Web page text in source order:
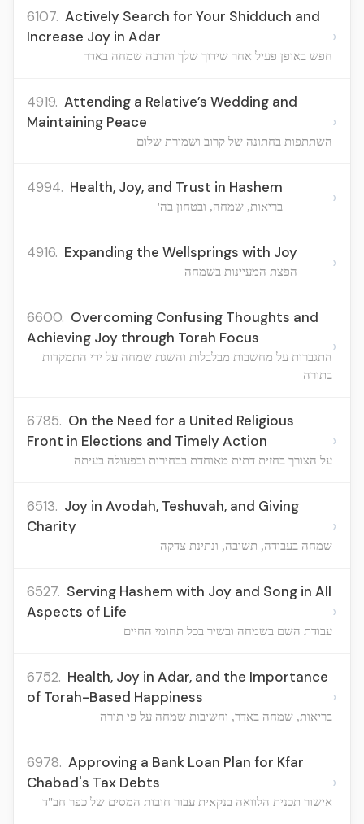
6107. Actively Search for Your Shidduch and
Increase Joy in Adar
חפש באופן פעיל אחר שידוך שלך והרבה שמחה באדר
›
4919. Attending a Relative’s Wedding and
Maintaining Peace
השתתפות בחתונה של קרוב ושמירת שלום
›
4994. Health, Joy, and Trust in Hashem
בריאות, שמחה, ובטחון בה' ›
4916. Expanding the Wellsprings with Joy
הפצת המעיינות בשמחה ›
6600. Overcoming Confusing Thoughts and
Achieving Joy through Torah Focus
התגברות על מחשבות מבלבלות והשגת שמחה על ידי התמקדות
בתורה
›
6785. On the Need for a United Religious
Front in Elections and Timely Action
על הצורך בחזית דתית מאוחדת בבחירות ובפעולה בעיתה
›
6513. Joy in Avodah, Teshuvah, and Giving
Charity
שמחה בעבודה, תשובה, ונתינת צדקה
›
6527. Serving Hashem with Joy and Song in All
Aspects of Life
עבודת השם בשמחה ובשיר בכל תחומי החיים
›
6752. Health, Joy in Adar, and the Importance
of Torah-Based Happiness
בריאות, שמחה באדר, וחשיבות שמחה על פי תורה
›
6978. Approving a Bank Loan Plan for Kfar
Chabad's Tax Debts
אישור תכנית הלוואה בנקאית עבור חובות המסים של כפר חב"ד
›